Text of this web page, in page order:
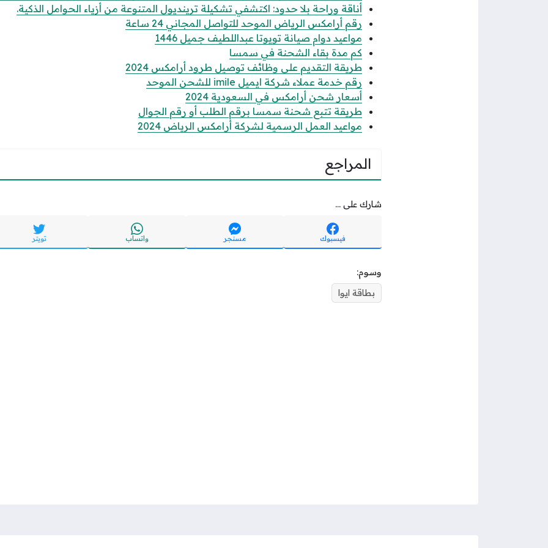
أناقة وراحة بلا حدود: اكتشفي تشكيلة ترينديول المتنوعة من أزياء الحوامل الذكية.
رقم أرامكس الرياض الموحد للتواصل المجاني 24 ساعة
مواعيد دوام صيانة تويوتا عبداللطيف جميل 1446
كم مدة بقاء الشحنة في سمسا
طريقة التقديم على وظائف توصيل طرود أرامكس 2024
رقم خدمة عملاء شركة ايميل imile للشحن الموحد
أسعار شحن أرامكس في السعودية 2024
طريقة تتبع شحنة سمسا برقم الطلب أو رقم الجوال
مواعيد العمل الرسمية لشركة أرامكس الرياض 2024
المراجع
شارك على ...
فيسبوك مسنجر واتساب تويتر
وسوم:
بطاقة ايوا